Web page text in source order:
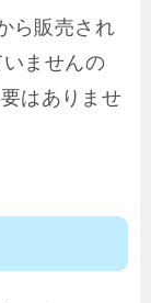
ら販売され
ませんの
はありませ